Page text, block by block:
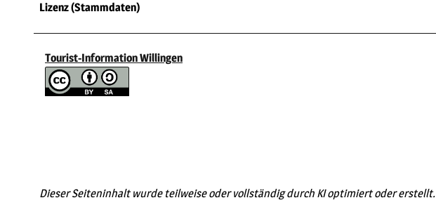
Lizenz (Stammdaten)
Tourist-Information Willingen
Dieser Seiteninhalt wurde teilweise oder vollständig durch KI optimiert oder erstellt.